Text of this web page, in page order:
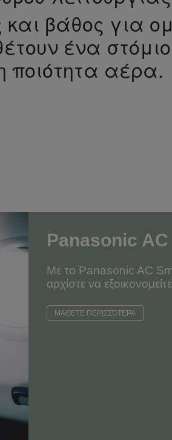
και βάθος για
ένα
ποιότητα αέρα.
Panasonic
Με το Panasonic AC
αρχίστε να
ΜΆΘΕΤΕ ΠΕΡΙΣΣΌΤΕΡΑ